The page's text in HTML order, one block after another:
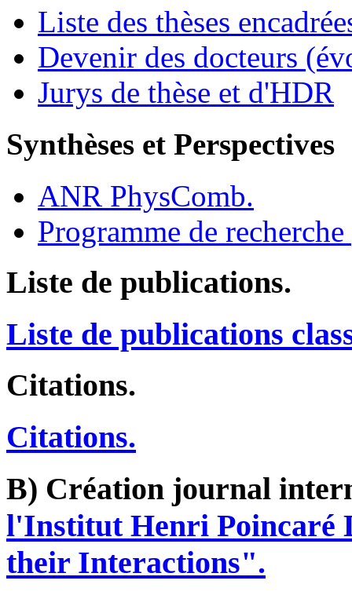
Liste des thèses
Devenir des docteurs
Jurys de thèse et d'HDR
Synthèses et Perspectives
ANR PhysComb.
Programme de
Liste de publications.
Liste de publications
Citations.
Citations.
B) Création journal
l'Institut Henri Poincaré
their Interactions".